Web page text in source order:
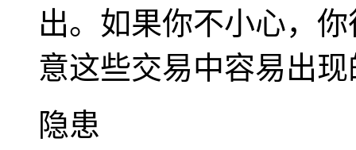
出。如果你不小心，
意这些交易中容易出
隐患